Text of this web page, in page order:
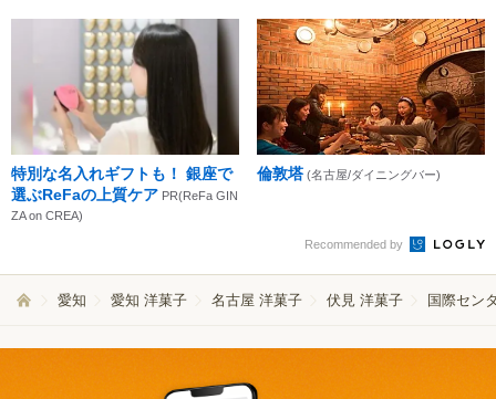
特別な名入れギフトも！ 銀座で
選ぶReFaの上質ケア PR(ReFa GIN
ZA on CREA)
倫敦塔 (名古屋/ダイニングバー)
Recommended by
愛知 愛知 洋菓子 名古屋 洋菓子 伏見 洋菓子 国際セン